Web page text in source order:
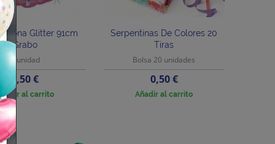
Glitter 91cm
Grabo
1 unidad
Precio
4,50 €
al carrito
Serpentinas De Colores 20
Tiras
Bolsa 20 unidades
Precio
0,50 €
Añadir al carrito